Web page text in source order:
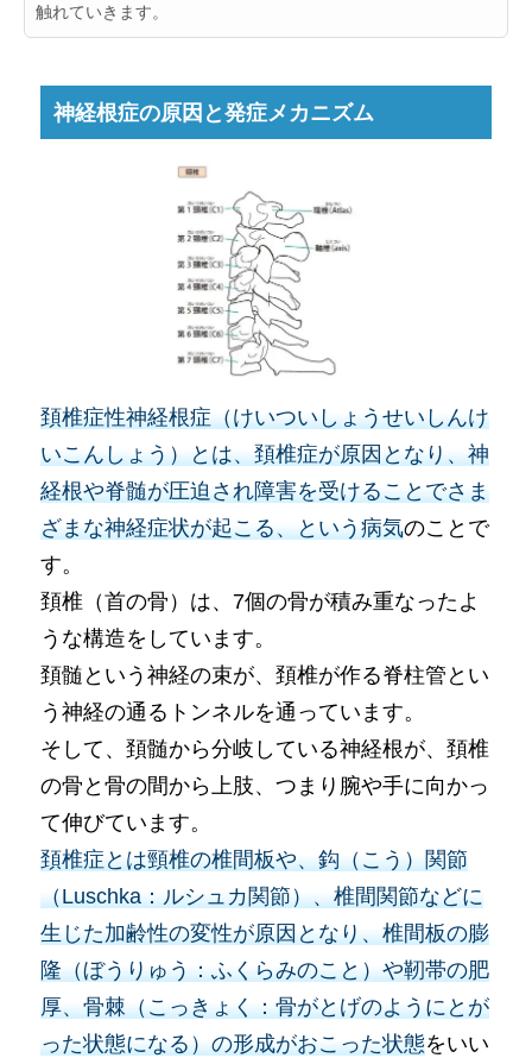
触れていきます。
神経根症の原因と発症メカニズム
頚椎症性神経根症（けいついしょうせいしんけ
いこんしょう）とは、頚椎症が原因となり、神
経根や脊髄が圧迫され障害を受けることでさま
ざまな神経症状が起こる、という病気のことで
す。
頚椎（首の骨）は、7個の骨が積み重なったよ
うな構造をしています。
頚髄という神経の束が、頚椎が作る脊柱管とい
う神経の通るトンネルを通っています。
そして、頚髄から分岐している神経根が、頚椎
の骨と骨の間から上肢、つまり腕や手に向かっ
て伸びています。
頚椎症とは頸椎の椎間板や、鈎（こう）関節
（Luschka：ルシュカ関節）、椎間関節などに
生じた加齢性の変性が原因となり、椎間板の膨
隆（ぼうりゅう：ふくらみのこと）や靭帯の肥
厚、骨棘（こっきょく：骨がとげのようにとが
った状態になる）の形成がおこった状態をいい